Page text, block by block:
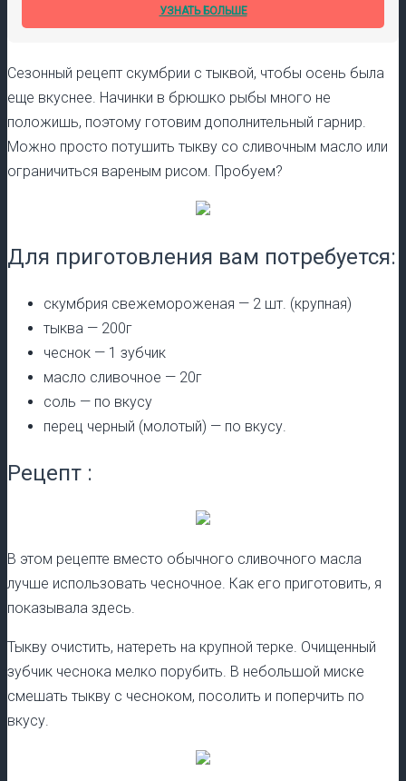
УЗНАТЬ БОЛЬШЕ
Сезонный рецепт скумбрии с тыквой, чтобы осень была
еще вкуснее. Начинки в брюшко рыбы много не
положишь, поэтому готовим дополнительный гарнир.
Можно просто потушить тыкву со сливочным масло или
ограничиться вареным рисом. Пробуем?
Для приготовления вам потребуется:
скумбрия свежемороженая — 2 шт. (крупная)
тыква — 200г
чеснок — 1 зубчик
масло сливочное — 20г
соль — по вкусу
перец черный (молотый) — по вкусу.
Рецепт :
В этом рецепте вместо обычного сливочного масла
лучше использовать чесночное. Как его приготовить, я
показывала здесь.
Тыкву очистить, натереть на крупной терке. Очищенный
зубчик чеснока мелко порубить. В небольшой миске
смешать тыкву с чесноком, посолить и поперчить по
вкусу.